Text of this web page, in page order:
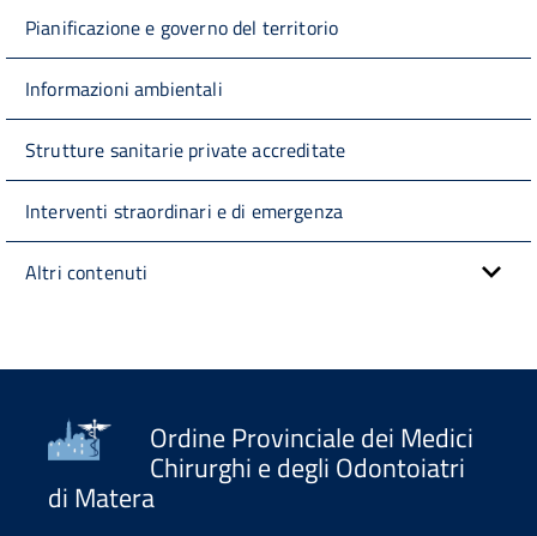
Pianificazione e governo del territorio
Informazioni ambientali
Strutture sanitarie private accreditate
Interventi straordinari e di emergenza
Altri contenuti
Ordine Provinciale dei Medici
Chirurghi e degli Odontoiatri
di Matera